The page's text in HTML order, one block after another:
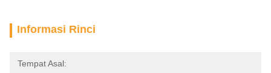
Informasi Rinci
Tempat Asal: